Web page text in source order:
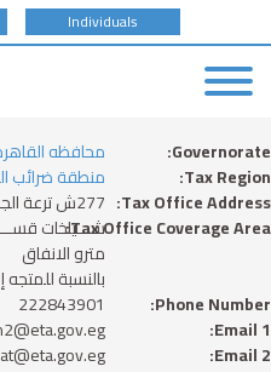
Individuals
Governorate
محافظه
Tax Region
منطقة ضرائب
Tax Office Address 277ش ترعة الجبل حدائق الزيتون
Tax Office Coverage Areaشـــياخات
مترو الانفاق
بالنسبة للمتجه
Phone Number
222843901
Email 1
Email 2